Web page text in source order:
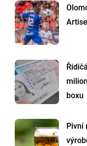
boxu
Pivní